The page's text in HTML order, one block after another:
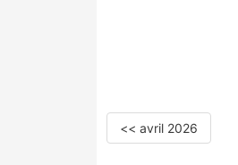
<< avril 2026